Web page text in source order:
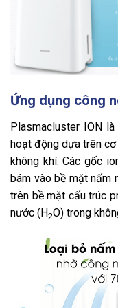
Ứng dụng công
Plasmacluster ION
hoạt động dựa trên
không khí. Các gốc
bám vào bề mặt nấm
trên bề mặt cấu trúc
nước (H2O) trong